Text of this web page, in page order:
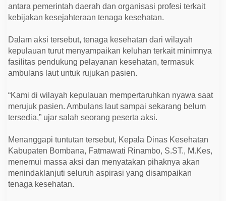
antara pemerintah daerah dan organisasi profesi terkait
kebijakan kesejahteraan tenaga kesehatan.
Dalam aksi tersebut, tenaga kesehatan dari wilayah
kepulauan turut menyampaikan keluhan terkait minimnya
fasilitas pendukung pelayanan kesehatan, termasuk
ambulans laut untuk rujukan pasien.
“Kami di wilayah kepulauan mempertaruhkan nyawa saat
merujuk pasien. Ambulans laut sampai sekarang belum
tersedia,” ujar salah seorang peserta aksi.
Menanggapi tuntutan tersebut, Kepala Dinas Kesehatan
Kabupaten Bombana, Fatmawati Rinambo, S.ST., M.Kes,
menemui massa aksi dan menyatakan pihaknya akan
menindaklanjuti seluruh aspirasi yang disampaikan
tenaga kesehatan.